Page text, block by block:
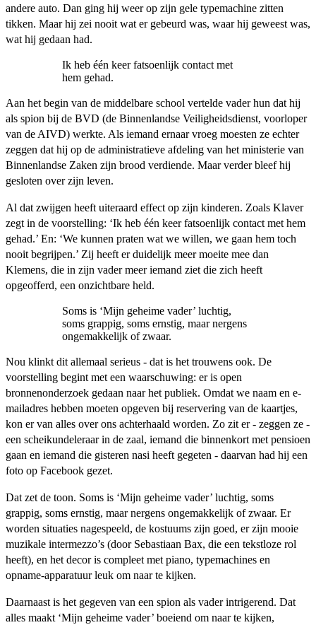
andere auto. Dan ging hij weer op zijn gele typemachine zitten
tikken. Maar hij zei nooit wat er gebeurd was, waar hij geweest was,
wat hij gedaan had.
Ik heb één keer fatsoenlijk contact met
hem gehad.
Aan het begin van de middelbare school vertelde vader hun dat hij
als spion bij de BVD (de Binnenlandse Veiligheidsdienst, voorloper
van de AIVD) werkte. Als iemand ernaar vroeg moesten ze echter
zeggen dat hij op de administratieve afdeling van het ministerie van
Binnenlandse Zaken zijn brood verdiende. Maar verder bleef hij
gesloten over zijn leven.
Al dat zwijgen heeft uiteraard effect op zijn kinderen. Zoals Klaver
zegt in de voorstelling: ‘Ik heb één keer fatsoenlijk contact met hem
gehad.’ En: ‘We kunnen praten wat we willen, we gaan hem toch
nooit begrijpen.’ Zij heeft er duidelijk meer moeite mee dan
Klemens, die in zijn vader meer iemand ziet die zich heeft
opgeofferd, een onzichtbare held.
Soms is ‘Mijn geheime vader’ luchtig,
soms grappig, soms ernstig, maar nergens
ongemakkelijk of zwaar.
Nou klinkt dit allemaal serieus - dat is het trouwens ook. De
voorstelling begint met een waarschuwing: er is open
bronnenonderzoek gedaan naar het publiek. Omdat we naam en e-
mailadres hebben moeten opgeven bij reservering van de kaartjes,
kon er van alles over ons achterhaald worden. Zo zit er - zeggen ze -
een scheikundeleraar in de zaal, iemand die binnenkort met pensioen
gaan en iemand die gisteren nasi heeft gegeten - daarvan had hij een
foto op Facebook gezet.
Dat zet de toon. Soms is ‘Mijn geheime vader’ luchtig, soms
grappig, soms ernstig, maar nergens ongemakkelijk of zwaar. Er
worden situaties nagespeeld, de kostuums zijn goed, er zijn mooie
muzikale intermezzo’s (door Sebastiaan Bax, die een tekstloze rol
heeft), en het decor is compleet met piano, typemachines en
opname-apparatuur leuk om naar te kijken.
Daarnaast is het gegeven van een spion als vader intrigerend. Dat
alles maakt ‘Mijn geheime vader’ boeiend om naar te kijken,